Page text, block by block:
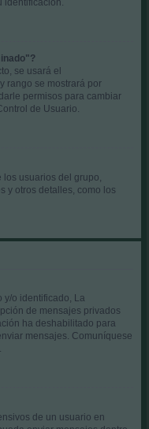
se usará el
rango se mostrará por
permisos para cambiar
de Usuario.
usuarios del grupo,
y otros detalles, como los
y/o identificado, La
de mensajes privados
ha deshabilitado para
mensajes. Comuníquese
de un usuario en